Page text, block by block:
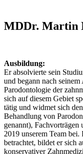
MDDr. Martin
Ausbildung:
Er absolvierte sein
und begann nach
Parodontologie der
sich auf diesem Gebiet
tätig und widmet sich
Behandlung von
genannt),
2019 unserem Team
betrachtet, bildet er sich
konservativer